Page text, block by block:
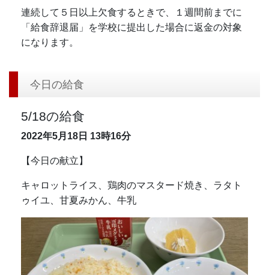
連続して５日以上欠食するときで、１週間前までに
「給食辞退届」を学校に提出した場合に返金の対象
になります。
今日の給食
5/18の給食
2022年5月18日 13時16分
【今日の献立】
キャロットライス、鶏肉のマスタード焼き、ラタト
ゥイユ、甘夏みかん、牛乳